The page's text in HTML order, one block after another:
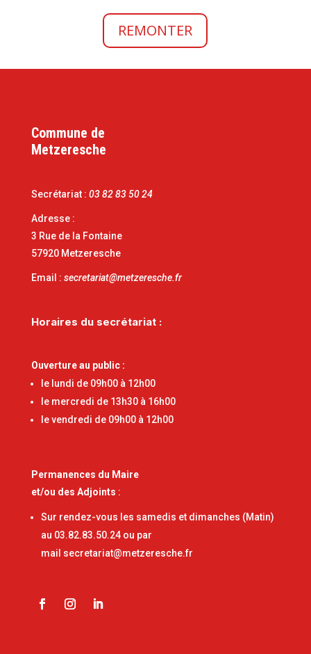
REMONTER
Commune de
Metzeresche
Secrétariat : 03 82 83 50 24
Adresse :
3 Rue de la Fontaine
57920 Metzeresche
Email : secretariat@metzeresche.fr
Horaires du secrétariat :
Ouverture au public :
le lundi de 09h00 à 12h00
le mercredi de 13h30 à 16h00
le vendredi de 09h00 à 12h00
Permanences du Maire
et/ou des Adjoints :
Sur rendez-vous les samedis et dimanches (Matin)
au 03.82.83.50.24 ou par
mail secretariat@metzeresche.fr